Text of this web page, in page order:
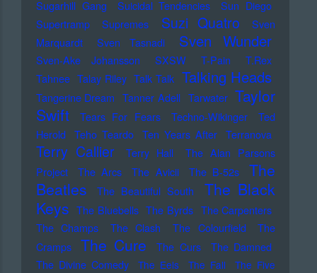
Sugarhill Gang
Suicidal Tendencies
Sun Diego
Supertramp
Supremes Suzi Quatro
Sven
Marquardt
Sven Tasnadi Sven Wunder
Sven-Ake Johansson SXSW T-Pain
T.Rex
Tahnee Talay Riley Talk Talk Talking Heads
Tangerine Dream Tanner Adell Tarwater Taylor
Swift
Tears For Fears Techno-Wikinger
Ted
Herold
Teho Teardo Ten Years After Terranova
Terry Callier Terry Hall
The Alan Parsons
Project
The Arcs The Avicii The B-52s
The
Beatles
The Beautiful South
The Black
Keys The Bluebells The Byrds The Carpenters
The Champs
The Clash The Colourfield
The
Cramps
The Cure The Curs
The Damned
The Divine Comedy
The Eels The Fall
The Five